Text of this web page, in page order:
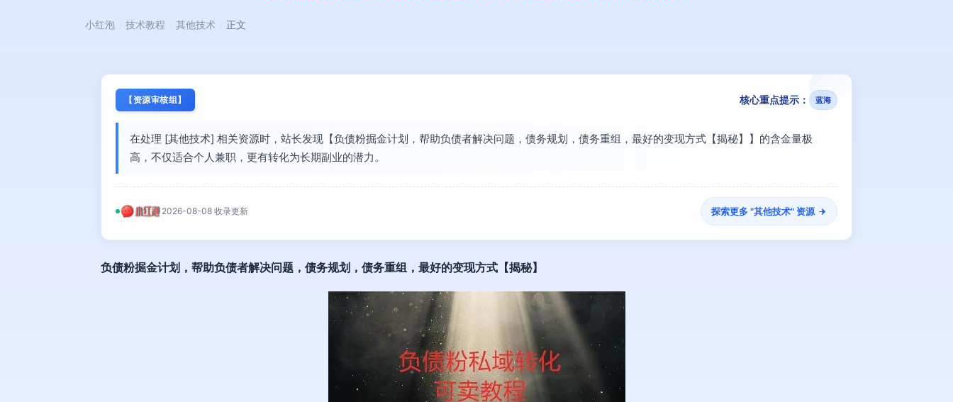
小红泡 技术教程 其他技术 正文
【资源审核组】 核心重点提示： 蓝海
在处理 [其他技术] 相关资源时，站长发现【负债粉掘金计划，帮助负债者解决问题，债务规划，债务重组，最好的变现方式【揭秘】】的含金量极
高，不仅适合个人兼职，更有转化为长期副业的潜力。
2026-08-08 收录更新 探索更多 "其他技术" 资源
负债粉掘金计划 ，帮助负债者解决问题，债务规划，债务重组，最好的变现方式【揭秘】